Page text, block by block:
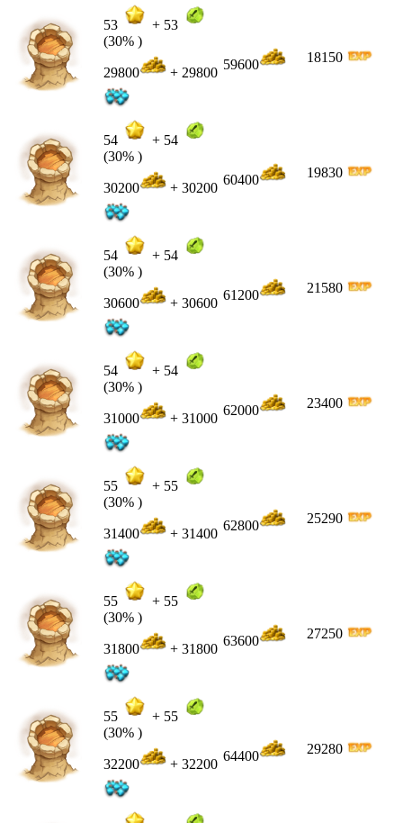
53 + 53
(30% )
29800 + 29800
59600 18150
54 + 54
(30% )
30200 + 30200
60400 19830
54 + 54
(30% )
30600 + 30600
61200 21580
54 + 54
(30% )
31000 + 31000
62000 23400
55 + 55
(30% )
31400 + 31400
62800 25290
55 + 55
(30% )
31800 + 31800
63600 27250
55 + 55
(30% )
32200 + 32200
64400 29280